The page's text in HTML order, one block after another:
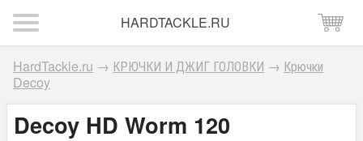
HARDTACKLE.RU
HardTackle.ru → КРЮЧКИ И ДЖИГ ГОЛОВКИ → Крючки
Decoy
Decoy HD Worm 120